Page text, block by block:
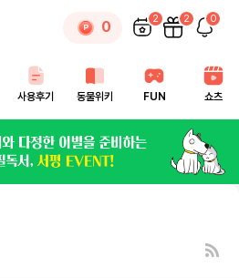
0 2 2 0
사용후기 동물위키 FUN 쇼츠